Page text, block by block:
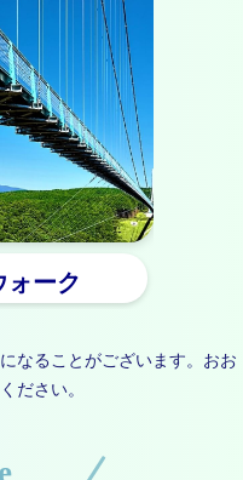
ォーク
なることがございます。おお
ださい。